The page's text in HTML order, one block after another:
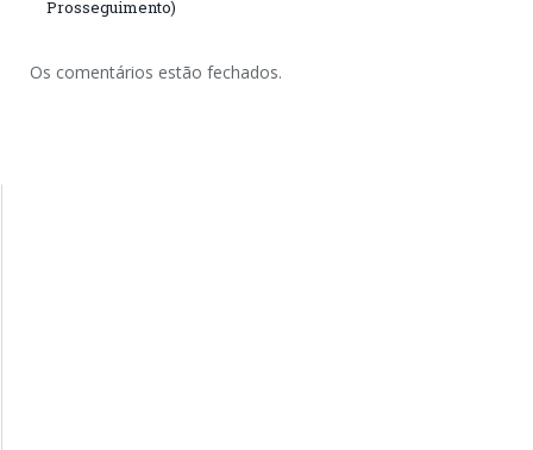
Prosseguimento)
Os comentários estão fechados.